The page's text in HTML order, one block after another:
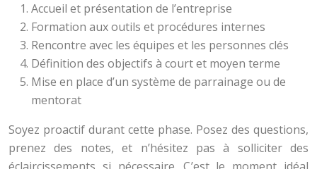
Accueil et présentation de l’entreprise
Formation aux outils et procédures internes
Rencontre avec les équipes et les personnes clés
Définition des objectifs à court et moyen terme
Mise en place d’un système de parrainage ou de
mentorat
Soyez proactif durant cette phase. Posez des questions,
prenez des notes, et n’hésitez pas à solliciter des